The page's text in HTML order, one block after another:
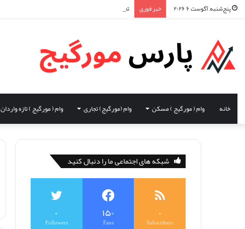
پنج‌شنبه, آگوست ۶ ۲۰۲۶ خبر فوری تحلیل GDP تولید ناخالص داخلی و تاثیر آن در اقتصاد کانادا
خانه وام ( مورگیج ) مسکن وام (مورگیج) تجاری وام ( مورگیج ) تازه واردان
شبکه های اجتماعی ما را دنبال کنید
۰
Subscribers
۱۵۰
Fans
۰
Followers